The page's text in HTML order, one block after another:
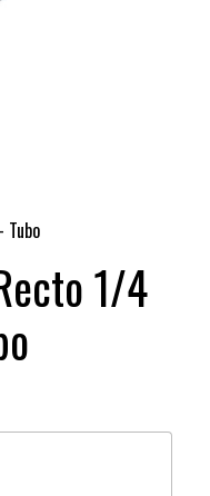
Tubo
1/4